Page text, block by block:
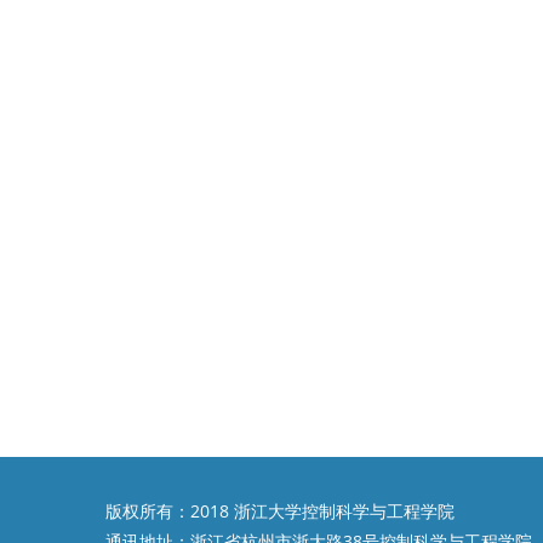
版权所有：2018 浙江大学控制科学与工程学院